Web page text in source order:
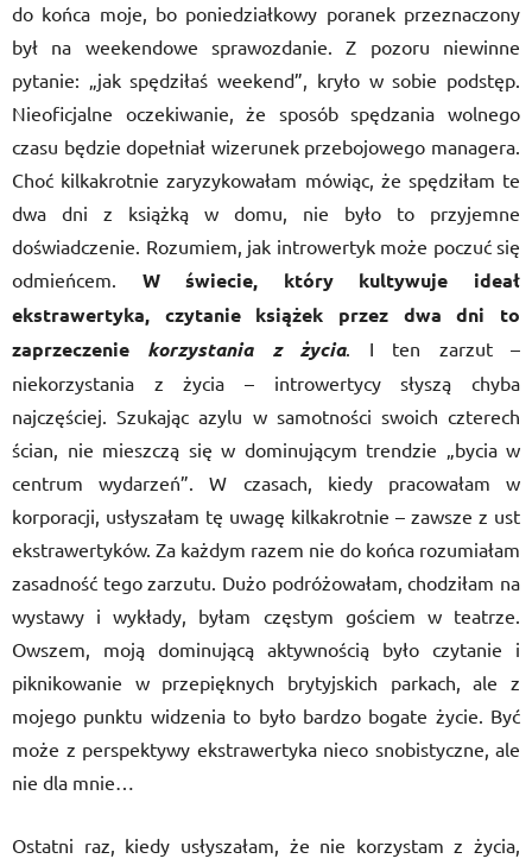
do końca moje, bo poniedziałkowy poranek przeznaczony
był na weekendowe sprawozdanie. Z pozoru niewinne
pytanie: „jak spędziłaś weekend”, kryło w sobie podstęp.
Nieoficjalne oczekiwanie, że sposób spędzania wolnego
czasu będzie dopełniał wizerunek przebojowego managera.
Choć kilkakrotnie zaryzykowałam mówiąc, że spędziłam te
dwa dni z książką w domu, nie było to przyjemne
doświadczenie. Rozumiem, jak introwertyk może poczuć się
odmieńcem. W świecie, który kultywuje ideał
ekstrawertyka, czytanie książek przez dwa dni to
zaprzeczenie korzystania z życia. I ten zarzut –
niekorzystania z życia – introwertycy słyszą chyba
najczęściej. Szukając azylu w samotności swoich czterech
ścian, nie mieszczą się w dominującym trendzie „bycia w
centrum wydarzeń”. W czasach, kiedy pracowałam w
korporacji, usłyszałam tę uwagę kilkakrotnie – zawsze z ust
ekstrawertyków. Za każdym razem nie do końca rozumiałam
zasadność tego zarzutu. Dużo podróżowałam, chodziłam na
wystawy i wykłady, byłam częstym gościem w teatrze.
Owszem, moją dominującą aktywnością było czytanie i
piknikowanie w przepięknych brytyjskich parkach, ale z
mojego punktu widzenia to było bardzo bogate życie. Być
może z perspektywy ekstrawertyka nieco snobistyczne, ale
nie dla mnie…
Ostatni raz, kiedy usłyszałam, że nie korzystam z życia,